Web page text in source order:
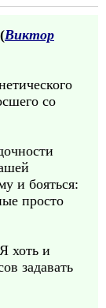
Виктор
со
и бояться:
просто
хоть и
задавать